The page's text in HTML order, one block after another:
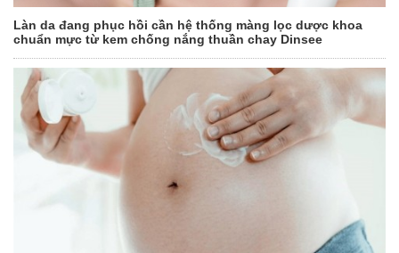
Làn da đang phục hồi cần hệ thống màng lọc dược khoa
chuẩn mực từ kem chống nắng thuần chay Dinsee